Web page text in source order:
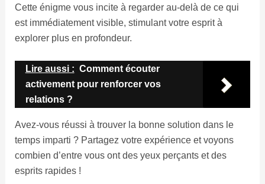
Cette énigme vous incite à regarder au-delà de ce qui
est immédiatement visible, stimulant votre esprit à
explorer plus en profondeur.
Lire aussi : Comment écouter
activement pour renforcer vos
relations ?
Avez-vous réussi à trouver la bonne solution dans le
temps imparti ? Partagez votre expérience et voyons
combien d’entre vous ont des yeux perçants et des
esprits rapides !